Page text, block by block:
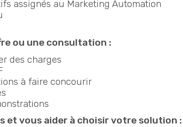
assignés au Marketing Automation
ou une consultation :
des charges
à faire concourir
et vous aider à choisir votre solution :